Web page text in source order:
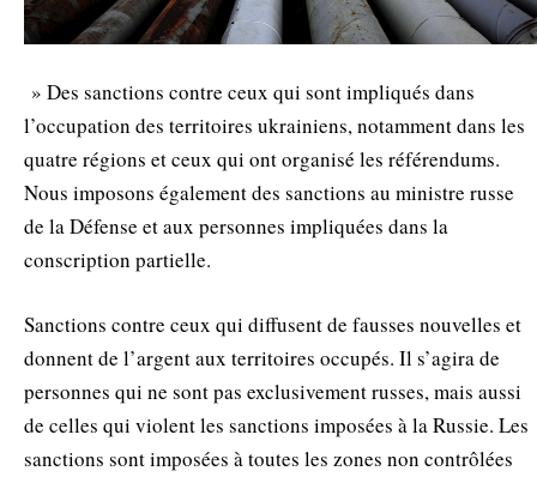
» Des sanctions contre ceux qui sont impliqués dans
l’occupation des territoires ukrainiens, notamment dans les
quatre régions et ceux qui ont organisé les référendums.
Nous imposons également des sanctions au ministre russe
de la Défense et aux personnes impliquées dans la
conscription partielle.
Sanctions contre ceux qui diffusent de fausses nouvelles et
donnent de l’argent aux territoires occupés. Il s’agira de
personnes qui ne sont pas exclusivement russes, mais aussi
de celles qui violent les sanctions imposées à la Russie. Les
sanctions sont imposées à toutes les zones non contrôlées